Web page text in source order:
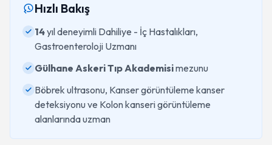
Hızlı Bakış
14yıl deneyimli Dahiliye - İç Hastalıkları,
Gastroenteroloji Uzmanı
Gülhane Askeri Tıp Akademisimezunu
Böbrek ultrasonu, Kanser görüntüleme kanser
deteksiyonu ve Kolon kanseri görüntüleme
alanlarında uzman